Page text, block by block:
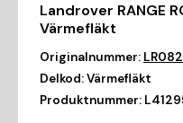
Landrover RANGE
Värmefläkt
Originalnummer:
Delkod:Värmefläkt
Produktnummer: